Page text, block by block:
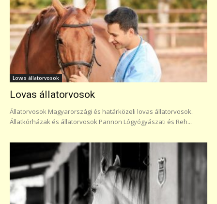
Lovas állatorvosok
Lovas állatorvosok
Állatorvosok Magyarországi és határközeli lovas állatorvosok.
Állatkórházak és állatorvosok Pannon Lógyógyászati és Reh...